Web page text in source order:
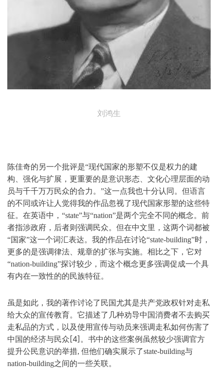
刘鸿生
陈佳奇的另一个批评是“现代国家的形塑不仅是权力的建
构、强化与扩展，更重要的是意识形态、文化心理层面的动
员与千千万万民众的合力。”这一点我也十分认同。但语言
的不同或许让人觉得我的作品忽视了现代国家形塑的这些特
征。在英语中，“state”与“nation”是两个完全不同的概念。前
者指涉政府，后者则强调民众。但在中文里，这两个词都被
“国家”这一个词汇表达。我的作品在讨论“state-building”时，
更多的是强调律法、规章的扩张与实施。相比之下，它对
“nation-building”探讨较少，而这个概念更多强调促成一个具
有内在一致性的的民族特征。
虽是如此，我的著作讨论了民国尤其是共产党政权针对走私
给大众的宣传教育。它描述了几种劝导中国消费者不去购买
走私品的方式，以及使用宣传与动员来强调走私如何伤害了
中国的经济与民众 [4] 。书中的这些案例虽然较少强调官方
提升公民意识的举措, 但他们确实展示了state-building与
nation-building之间的一些关联。